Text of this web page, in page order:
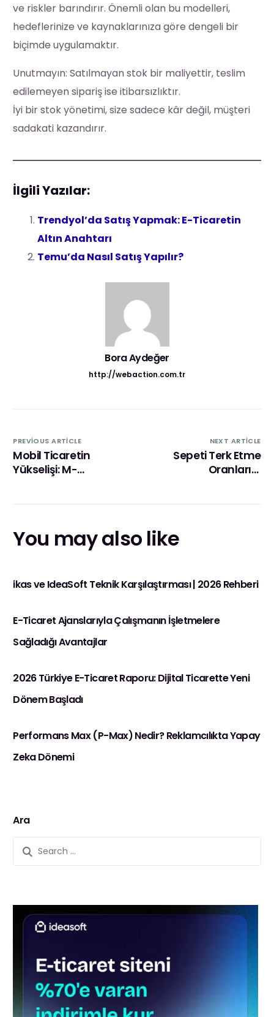
ve riskler barındırır. Önemli olan bu modelleri,
hedeflerinize ve kaynaklarınıza göre dengeli bir
biçimde uygulamaktır.
Unutmayın: Satılmayan stok bir maliyettir, teslim
edilemeyen sipariş ise itibarsızlıktır.
İyi bir stok yönetimi, size sadece kâr değil, müşteri
sadakati kazandırır.
İlgili Yazılar:
Trendyol’da Satış Yapmak: E-Ticaretin
Altın Anahtarı
Temu’da Nasıl Satış Yapılır?
Bora Aydeğer
http://webaction.com.tr
PREVIOUS ARTICLE
Mobil Ticaretin
Yükselişi: M-
NEXT ARTICLE
Sepeti Terk Etme
Oranlarını
You may also like
ikas ve IdeaSoft Teknik Karşılaştırması | 2026 Rehberi
E-Ticaret Ajanslarıyla Çalışmanın İşletmelere
Sağladığı Avantajlar
2026 Türkiye E-Ticaret Raporu: Dijital Ticarette Yeni
Dönem Başladı
Performans Max (P-Max) Nedir? Reklamcılıkta Yapay
Zeka Dönemi
Ara